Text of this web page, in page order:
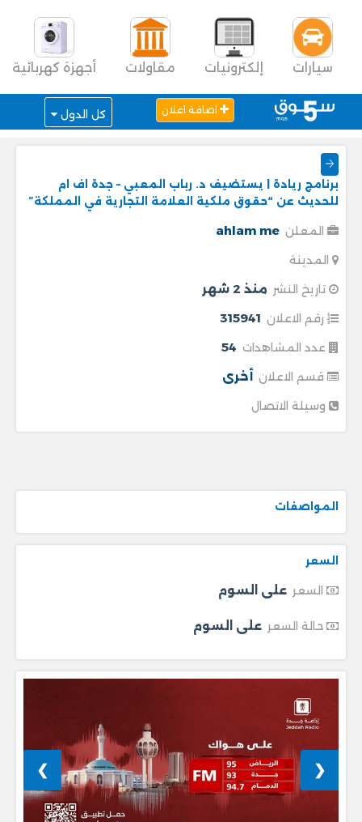
سيارات إلكترونيات مقاولات أجهزة كهربائية
اضافة اعلان كل الدول
برنامج ريادة | يستضيف د. رباب المعبي – جدة اف ام
للحديث عن “حقوق ملكية العلامة التجارية في المملكة”
المعلن ahlam me
المدينة
تاريخ النشر منذ 2 شهر
رقم الاعلان 315941
عدد المشاهدات 54
قسم الاعلان أخرى
وسيلة الاتصال
المواصفات
السعر
السعر على السوم
حالة السعر على السوم
❮
❯